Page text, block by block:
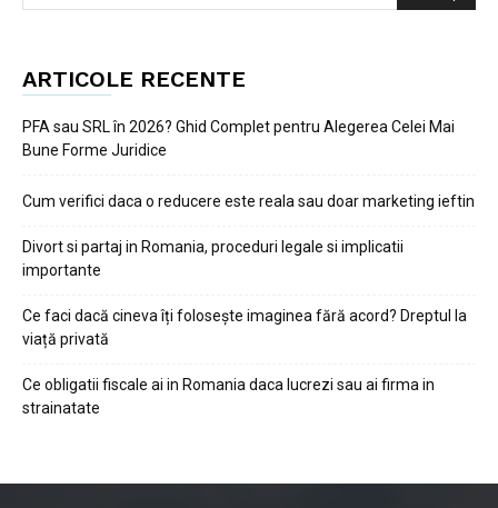
ARTICOLE RECENTE
PFA sau SRL în 2026? Ghid Complet pentru Alegerea Celei Mai
Bune Forme Juridice
Cum verifici daca o reducere este reala sau doar marketing ieftin
Divort si partaj in Romania, proceduri legale si implicatii
importante
Ce faci dacă cineva îți folosește imaginea fără acord? Dreptul la
viață privată
Ce obligatii fiscale ai in Romania daca lucrezi sau ai firma in
strainatate